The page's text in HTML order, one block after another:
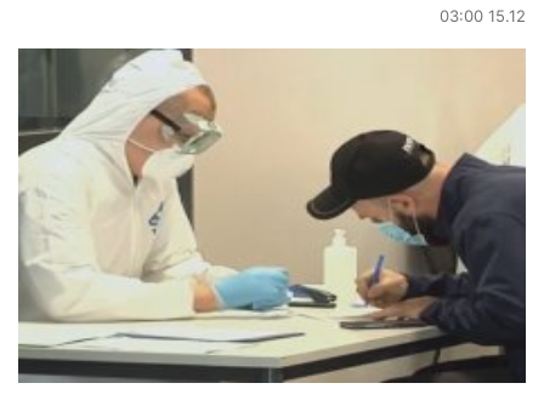
03:00 15.12